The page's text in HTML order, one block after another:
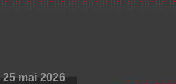
25 mai 2026